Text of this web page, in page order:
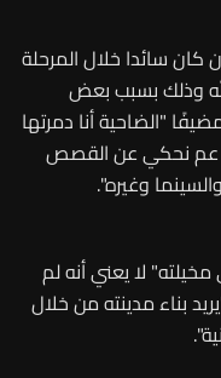
كان سائدا خلال المرحلة
وذلك بسبب بعض
"الضاحية أنا دمرتها
عم نحكي عن القصص
وغيره".
لا يعني أنه لم
بناء مدينته من خلال